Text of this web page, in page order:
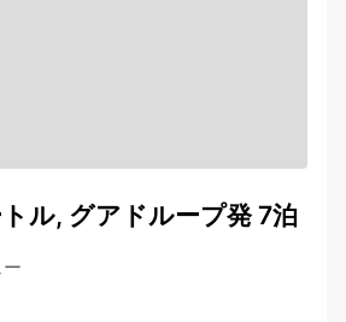
ル, グアドループ発 7泊